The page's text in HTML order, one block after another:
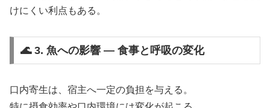
けにくい利点もある。
🌊 3. 魚への影響 ― 食事と呼吸の変化
口内寄生は、宿主へ一定の負担を与える。